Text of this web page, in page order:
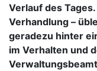
Verlauf des
Verhandlung –
geradezu hinter
im Verhalten und